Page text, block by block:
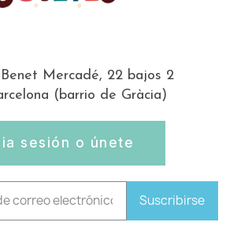
Mercadé, 22 bajos 2
(barrio de Gràcia)
sesión o únete
Suscribirse